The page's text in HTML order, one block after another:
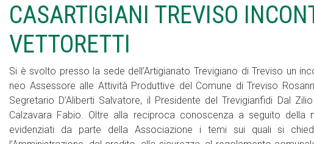
CASARTIGIANI TREVISO
VETTORETTI
Si è svolto presso la sede dell’Artigianato Trevigiano di Treviso un
neo Assessore alle Attività Produttive del Comune di Treviso
Segretario D’Aliberti Salvatore, il Presidente del Trevigianfidi Dal
Calzavara Fabio. Oltre alla reciproca conoscenza a seguito della
evidenziati da parte della Associazione i temi sui quali si